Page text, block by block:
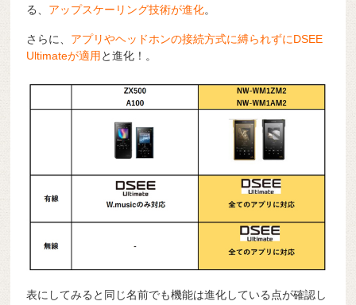
る、 アップスケーリング技術が進化。
さらに、 アプリやヘッドホンの接続方式に縛られずにDSEE
Ultimateが適用 と進化！。
表にしてみると同じ名前でも機能は進化している点が確認し